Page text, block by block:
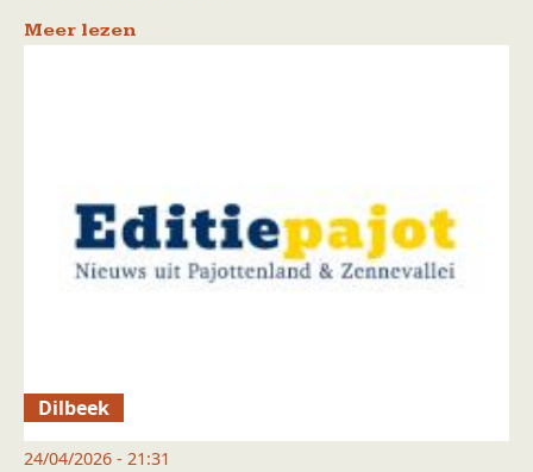
Meer lezen
Dilbeek
24/04/2026 - 21:31